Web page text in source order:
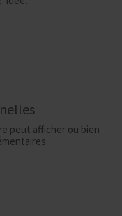
peut afficher ou bien